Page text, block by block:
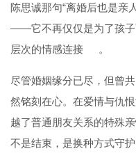
陈思诚那句“离婚后也是亲
——它不再仅仅是为了孩子
层次的情感连接
。
尽管婚姻缘分已尽，但曾
然铭刻在心。在爱情与仇
越了普通朋友关系的特殊
不是结束，是换种方式守护